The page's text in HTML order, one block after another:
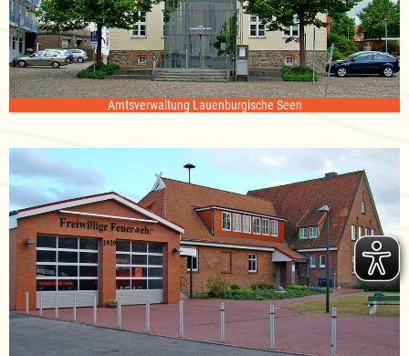
Amtsverwaltung Lauenburgische Seen